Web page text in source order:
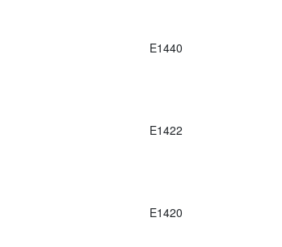
E1440
E1422
E1420